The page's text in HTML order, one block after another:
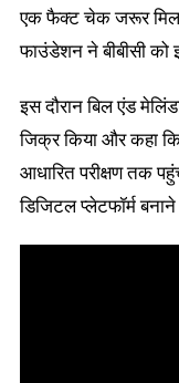
एक फैक्ट चेक जरूर
फाउंडेशन ने बीबीसी को
इस दौरान बिल एंड
जिक्र किया और कहा कि
आधारित परीक्षण तक
डिजिटल प्लेटफॉर्म